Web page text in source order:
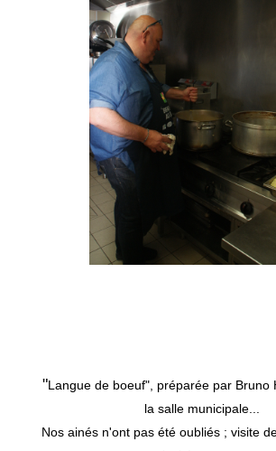
"Langue de boeuf", préparée par Bruno
la salle municipale...
Nos ainés n'ont pas été oubliés ; visite